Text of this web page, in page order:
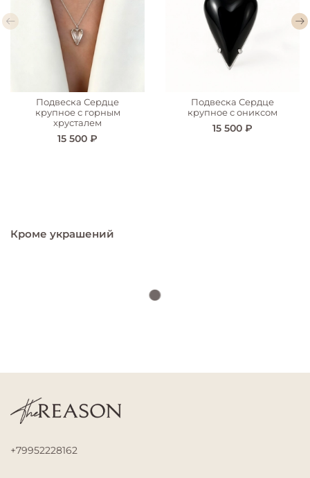
Подвеска Сердце
крупное с горным
хрусталем
15 500 ₽
Подвеска Сердце
крупное с ониксом
15 500 ₽
Кроме украшений
+79952228162